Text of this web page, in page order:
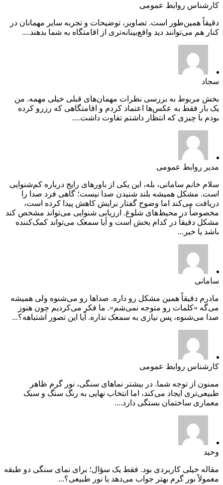
کارشناس روابط عمومی
دقیقاً همین‌طور است. تصاویر، توضیحات و تجربه سایر مهمانان در
کنار هم می‌توانند دید واقع‌بینانه‌تری از اقامتگاه به شما بدهند....
سجاد
بخش مربوط به بررسی نظرات مهمان‌های قبلی خیلی مهمه. من
یک بار فقط به عکس‌ها اعتماد کردم و اقامتگاهی که رزرو کرده
بودم با چیزی که انتظار داشتم تفاوت داشت....
مدیر روابط عمومی
سلام خانم سامانی، بله، این یکی از باورهای رایج درباره کم‌شنوایی
است. مشکل همیشه بلند شنیدن صدا نیست؛ گاهی فرد صدا را
دریافت می‌کند اما وضوح گفتار برایش کاهش پیدا کرده است،
مخصوصاً در محیط‌های شلوغ. ارزیابی شنوایی می‌تواند مشخص کند
مشکل دقیقاً در کدام بخش است و آیا سمعک می‌تواند کمک‌کننده
باشد یا خیر...
سامانی
مادرم دقیقاً همین مشکل رو داره. صداها رو می‌شنوه ولی همیشه
می‌گه «کلمات رو متوجه نمی‌شم». ما فکر می‌کردیم چون هنوز
صدا می‌شنوه، پس نیازی به سمعک نداره. آیا این تصور اشتباهه؟...
کارشناس روابط عمومی
ممنون از توجه شما. در بیشتر نماهای سنگی، نور گرم ظاهر
طبیعی‌تری ایجاد می‌کند، اما انتخاب نهایی به رنگ سنگ و سبک
معماری ساختمان بستگی دارد....
وحید
مقاله خیلی کاربردی بود. فقط یک سؤال؛ برای نمای سنگی دو طبقه
معمولاً نور گرم بهتر جواب می‌دهد یا نور طبیعی؟...